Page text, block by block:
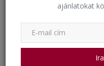
ajánlatokat
Virágvasárnapi
bkkigh Március 24, 2024